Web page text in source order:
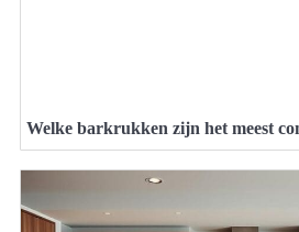
Welke barkrukken zijn het meest